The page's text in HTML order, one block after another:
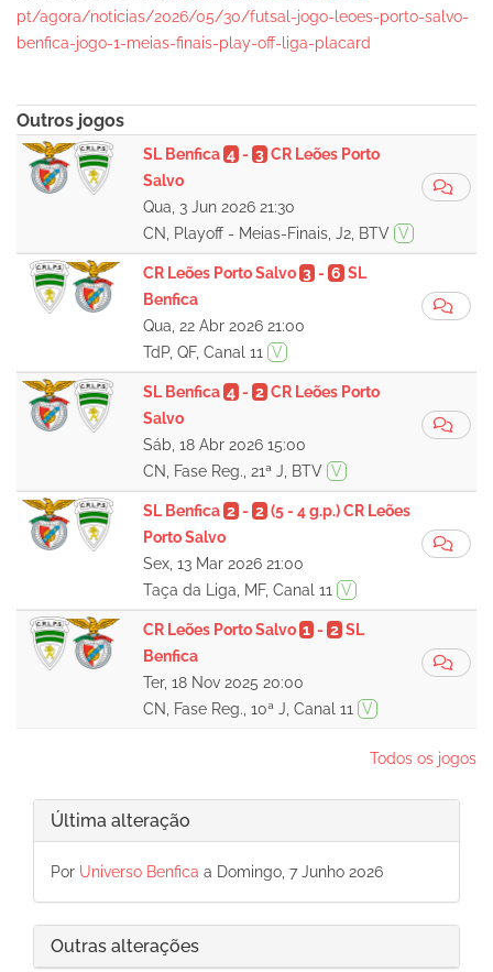
pt/agora/noticias/2026/05/30/futsal-jogo-leoes-porto-salvo-
benfica-jogo-1-meias-finais-play-off-liga-placard
Outros jogos
SL Benfica 4- 3 CR Leões Porto
Salvo
Qua, 3 Jun 2026 21:30
CN, Playoff - Meias-Finais, J2, BTV V
CR Leões Porto Salvo 3- 6 SL
Benfica
Qua, 22 Abr 2026 21:00
TdP, QF, Canal 11
V
SL Benfica 4- 2 CR Leões Porto
Salvo
Sáb, 18 Abr 2026 15:00
CN, Fase Reg., 21ª J, BTV V
SL Benfica 2- 2(5 - 4 g.p.)CR Leões
Porto Salvo
Sex, 13 Mar 2026 21:00
Taça da Liga, MF, Canal 11
V
CR Leões Porto Salvo 1- 2 SL
Benfica
Ter, 18 Nov 2025 20:00
CN, Fase Reg., 10ª J, Canal 11
V
Todos os jogos
Última alteração
Por Universo Benfica a Domingo, 7 Junho 2026
Outras alterações